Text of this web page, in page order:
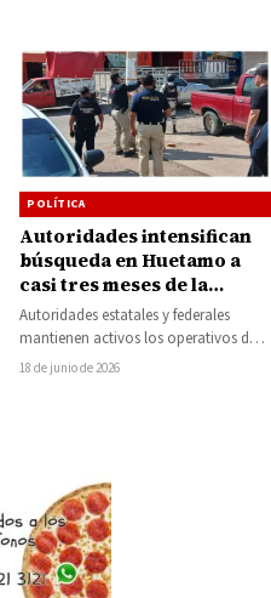
POLÍTICA
Autoridades intensifican
búsqueda en Huetamo a
casi tres meses de la
desaparición de Rogelio
Portillo
Autoridades estatales y federales
mantienen activos los operativos de
búsqueda en la región de Huetamo
18 de junio de 2026